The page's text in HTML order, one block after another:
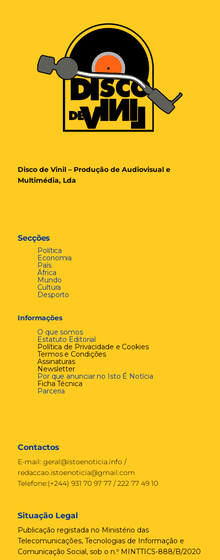
Disco de Vinil – Produção de Audiovisual e
Multimédia, Lda
Secções
Política
Economia
País
África
Mundo
Cultura
Desporto
Informações
O que somos
Estatuto Editorial
Política de Privacidade e Cookies
Termos e Condições
Assinaturas
Newsletter
Por que anunciar no Isto É Notícia
Ficha Técnica
Parceria
Contactos
E-mail: geral@istoenoticia.info /
redaccao.istoenoticia@gmail.com
Telefone:(+244) 931 70 97 77 / 222 77 49 10
Situação Legal
Publicação registada no Ministério das
Telecomunicações, Tecnologias de Informação e
Comunicação Social, sob o n.º MINTTICS-888/B/2020